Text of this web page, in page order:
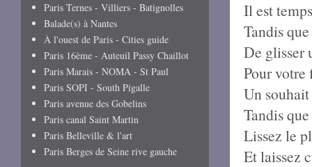
Il est
Tandis
De glisser
Pour votre
Un souhait
Tandis
Lissez le
Et laissez
Paris Ternes - Villiers - Batignolles
Balade(s) à Nantes
À l'ouest de Paris - Cities guide
Paris 16ème - Auteuil Passy Chaillot
Paris Marais - NOMA - St Paul
Paris SOPI - South Pigalle
Paris avenue des Gobelins
Paris canal Saint Martin
Paris Belleville & l'art
Paris Berges de Seine rive gauche